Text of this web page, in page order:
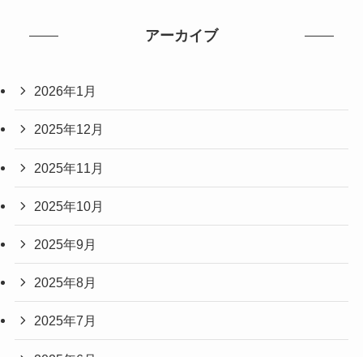
アーカイブ
2026年1月
2025年12月
2025年11月
2025年10月
2025年9月
2025年8月
2025年7月